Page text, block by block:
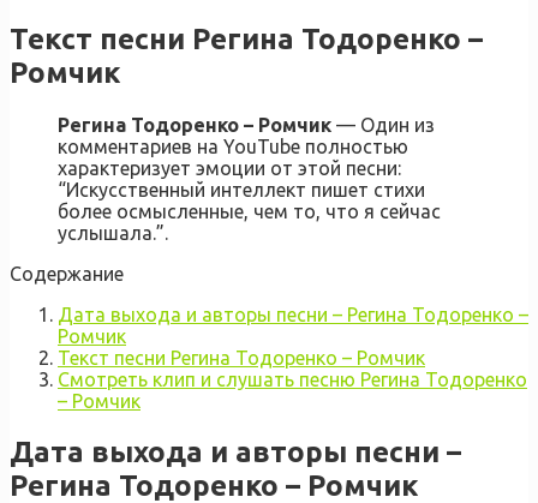
Текст песни Регина Тодоренко –
Ромчик
Регина Тодоренко – Ромчик — Один из
комментариев на YouTube полностью
характеризует эмоции от этой песни:
“Искусственный интеллект пишет стихи
более осмысленные, чем то, что я сейчас
услышала.”.
Содержание
Дата выхода и авторы песни – Регина Тодоренко –
Ромчик
Текст песни Регина Тодоренко – Ромчик
Смотреть клип и слушать песню Регина Тодоренко
– Ромчик
Дата выхода и авторы песни –
Регина Тодоренко – Ромчик